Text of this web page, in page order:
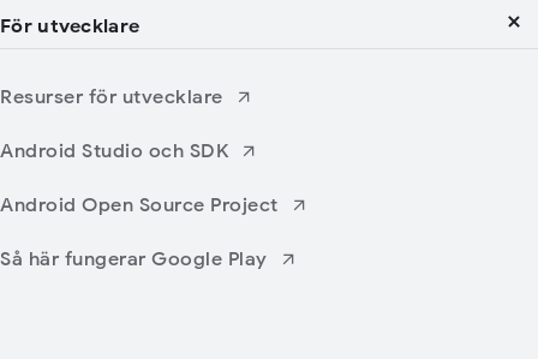
För utvecklare
Resurser för utvecklare
Android Studio och SDK
Android Open Source Project
Så här fungerar Google Play